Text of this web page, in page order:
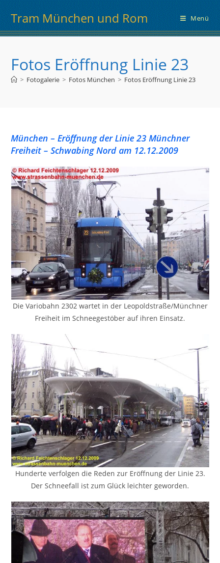
Zum
Inhalt
springen
Tram München und Rom Menü
Fotos Eröffnung Linie 23
> Fotogalerie > Fotos München > Fotos Eröffnung Linie 23
München – Eröffnung der Linie 23 Münchner
Freiheit – Schwabing Nord am 12.12.2009
Die Variobahn 2302 wartet in der Leopoldstraße/Münchner
Freiheit im Schneegestöber auf ihren Einsatz.
Hunderte verfolgen die Reden zur Eröffnung der Linie 23.
Der Schneefall ist zum Glück leichter geworden.